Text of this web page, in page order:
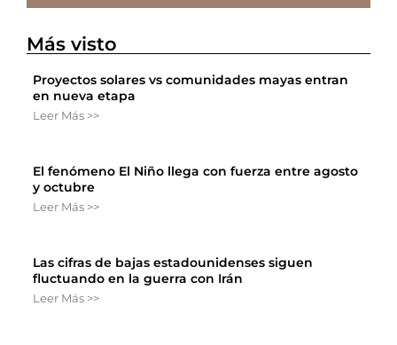
Más visto
Proyectos solares vs comunidades mayas entran
en nueva etapa
Leer Más >>
El fenómeno El Niño llega con fuerza entre agosto
y octubre
Leer Más >>
Las cifras de bajas estadounidenses siguen
fluctuando en la guerra con Irán
Leer Más >>